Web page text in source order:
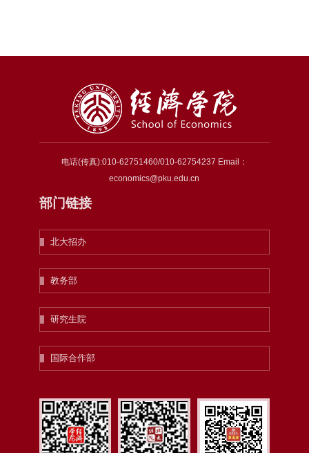
电话(传真):010-62751460/010-62754237 Email：
economics@pku.edu.cn
部门链接
北大招办
教务部
研究生院
国际合作部